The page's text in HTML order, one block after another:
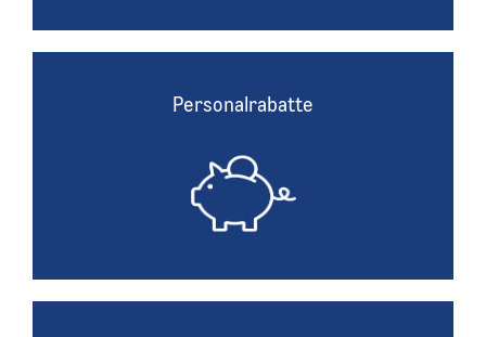
Personalrabatte
Personalrabatte
Sortiment und zusätzliche Personalkauf-Aktionen.